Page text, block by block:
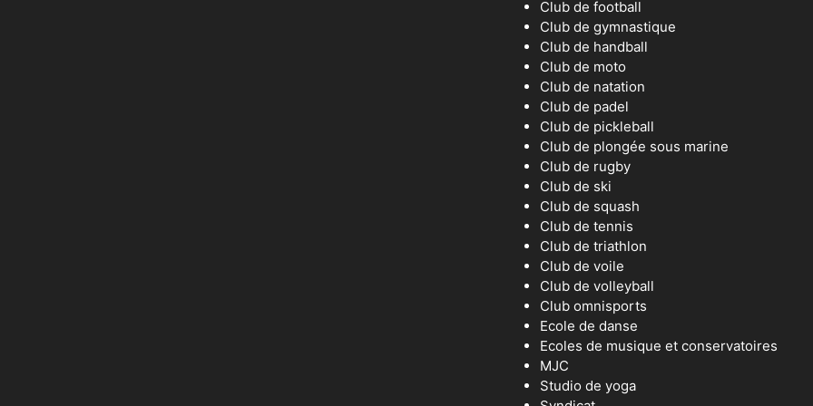
Club de football
Club de gymnastique
Club de handball
Club de moto
Club de natation
Club de padel
Club de pickleball
Club de plongée sous marine
Club de rugby
Club de ski
Club de squash
Club de tennis
Club de triathlon
Club de voile
Club de volleyball
Club omnisports
Ecole de danse
Ecoles de musique et conservatoires
MJC
Studio de yoga